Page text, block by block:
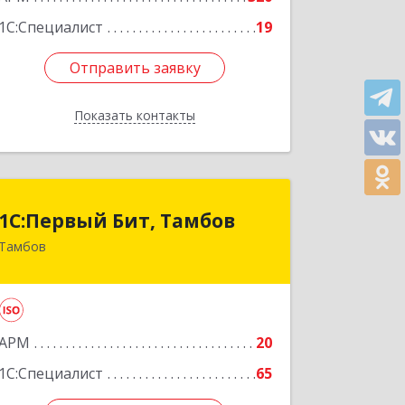
1С:Специалист
19
Отправить заявку
Показать контакты
Отправить заявку
Назад
1С:Первый Бит, Тамбов
Тамбов
20
1С:Специалист
65
1С:Первый Бит, Тамбов
392012, Тамбовская обл, Тамбов г,